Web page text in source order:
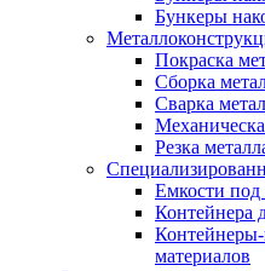
Бункеры
Покраска
Сборка
Сварка
Резка
Емкости под
Контейнера
материалов